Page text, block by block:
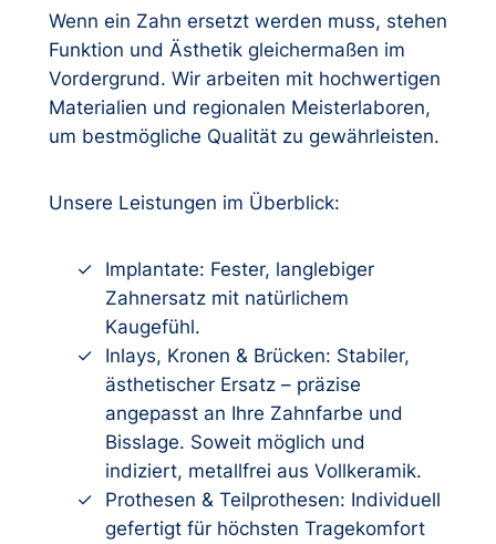
Wenn ein Zahn ersetzt werden muss, stehen
Funktion und Ästhetik gleichermaßen im
Vordergrund. Wir arbeiten mit hochwertigen
Materialien und regionalen Meisterlaboren,
um bestmögliche Qualität zu gewährleisten.
Unsere Leistungen im Überblick:
Implantate: Fester, langlebiger
Zahnersatz mit natürlichem
Kaugefühl.
Inlays, Kronen & Brücken: Stabiler,
ästhetischer Ersatz – präzise
angepasst an Ihre Zahnfarbe und
Bisslage. Soweit möglich und
indiziert, metallfrei aus Vollkeramik.
Prothesen & Teilprothesen: Individuell
gefertigt für höchsten Tragekomfort